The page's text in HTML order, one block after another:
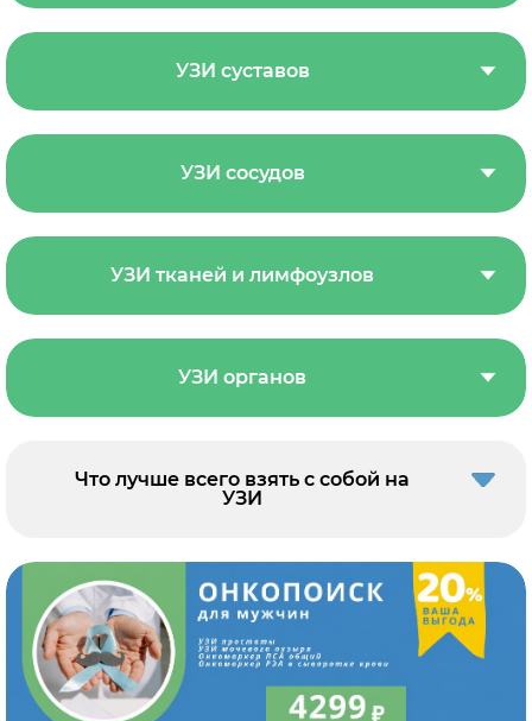
УЗИ суставов
УЗИ сосудов
УЗИ тканей и лимфоузлов
УЗИ органов
Что лучше всего взять с собой на
УЗИ